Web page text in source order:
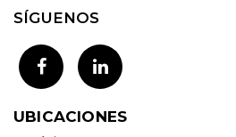
SÍGUENOS
UBICACIONES